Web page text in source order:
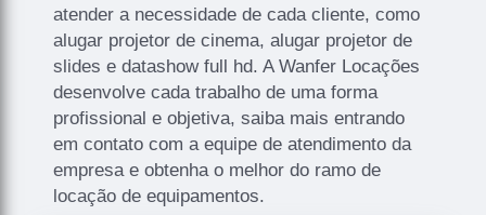
atender a necessidade de cada cliente, como
alugar projetor de cinema, alugar projetor de
slides e datashow full hd. A Wanfer Locações
desenvolve cada trabalho de uma forma
profissional e objetiva, saiba mais entrando
em contato com a equipe de atendimento da
empresa e obtenha o melhor do ramo de
locação de equipamentos.